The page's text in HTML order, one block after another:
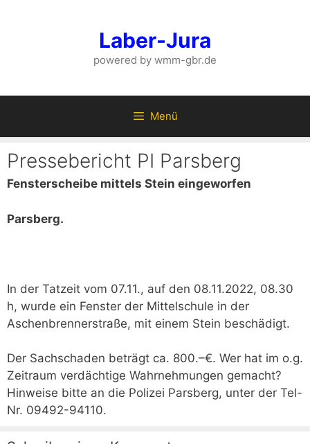
Laber-Jura
powered by wmm-gbr.de
Menü
Pressebericht PI Parsberg
Fensterscheibe mittels Stein eingeworfen
Parsberg.
In der Tatzeit vom 07.11., auf den 08.11.2022, 08.30
h, wurde ein Fenster der Mittelschule in der
Aschenbrennerstraße, mit einem Stein beschädigt.
Der Sachschaden beträgt ca. 800.–€. Wer hat im o.g.
Zeitraum verdächtige Wahrnehmungen gemacht?
Hinweise bitte an die Polizei Parsberg, unter der Tel-
Nr. 09492-94110.